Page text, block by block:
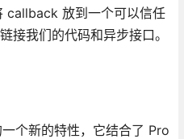
callback 放到一个可以信任
接我们的代码和异步接口。
个新的特性，它结合了 Pro